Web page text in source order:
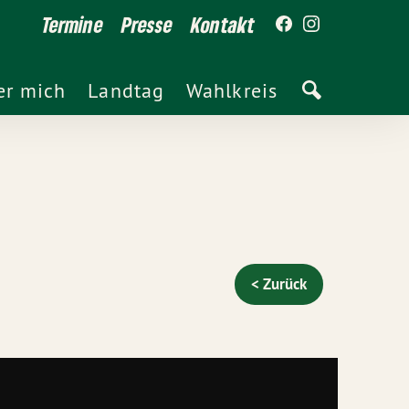
Termine Presse Kontakt
mich Landtag Wahlkreis
< Zurück